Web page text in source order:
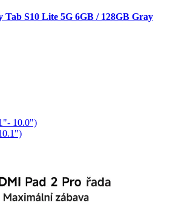
Tab S10 Lite 5G 6GB / 128GB Gray
10.0")